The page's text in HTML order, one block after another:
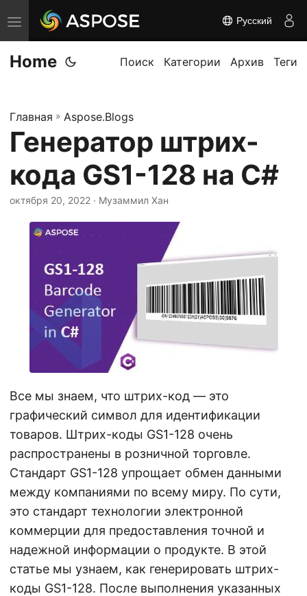
П
е
р
л
ю
и
т
ю
Русский
Home Поиск Категории Архив Теги
Главная » Aspose.Blogs
Генератор штрих-
кода GS1-128 на C#
октября 20, 2022 · Музаммил Хан
Все мы знаем, что штрих-код — это
графический символ для идентификации
товаров. Штрих-коды GS1-128 очень
распространены в розничной торговле.
Стандарт GS1-128 упрощает обмен данными
между компаниями по всему миру. По сути,
это стандарт технологии электронной
коммерции для предоставления точной и
надежной информации о продукте. В этой
статье мы узнаем, как генерировать штрих-
коды GS1-128. После выполнения указанных